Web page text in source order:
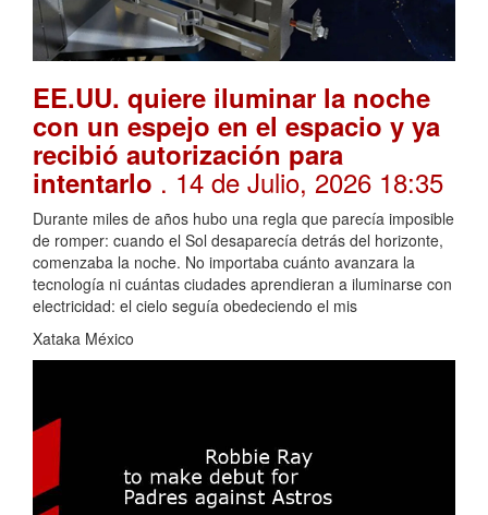
EE.UU. quiere iluminar la noche
con un espejo en el espacio y ya
recibió autorización para
intentarlo . 14 de Julio, 2026 18:35
Durante miles de años hubo una regla que parecía imposible
de romper: cuando el Sol desaparecía detrás del horizonte,
comenzaba la noche. No importaba cuánto avanzara la
tecnología ni cuántas ciudades aprendieran a iluminarse con
electricidad: el cielo seguía obedeciendo el mis
Xataka México